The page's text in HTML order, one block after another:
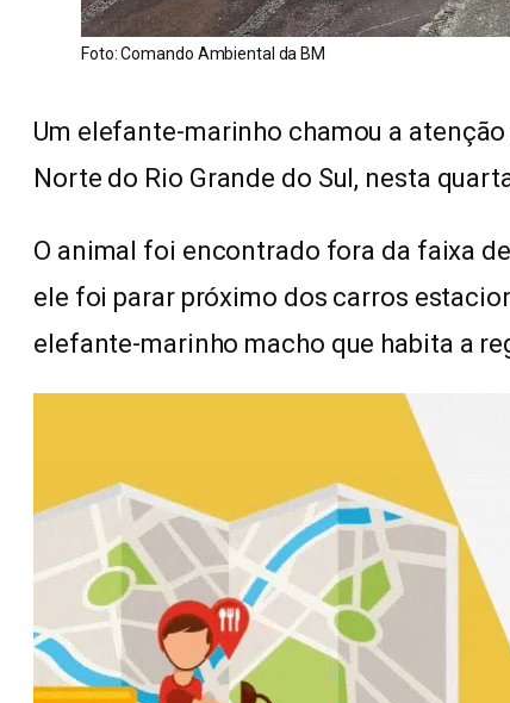
Foto: Comando Ambiental da BM
Um elefante-marinho chamou a
Norte do Rio Grande do Sul, nesta
O animal foi encontrado fora da faixa
ele foi parar próximo dos carros
elefante-marinho macho que habita a